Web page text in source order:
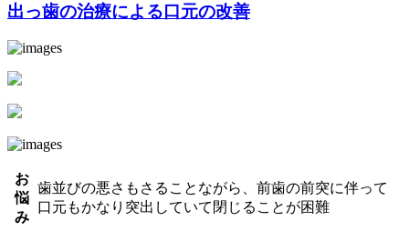
出っ歯の治療による口元の改善
お
悩
み
歯並びの悪さもさることながら、前歯の前突に伴って
口元もかなり突出していて閉じることが困難